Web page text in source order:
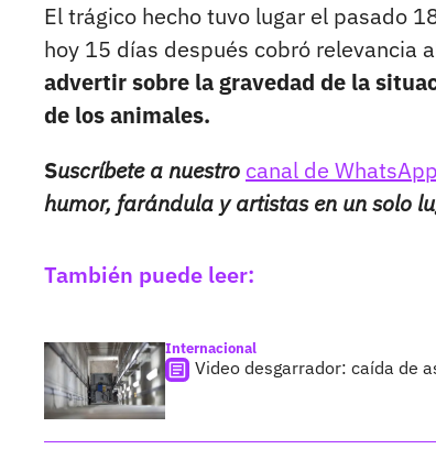
El trágico hecho tuvo lugar el pasado
hoy 15 días después cobró relevancia
advertir sobre la gravedad de la
de los animales.
Suscríbete a nuestro canal de WhatsApp
humor, farándula y artistas en un solo
También puede leer:
Internacional
Video desgarrador: caída de